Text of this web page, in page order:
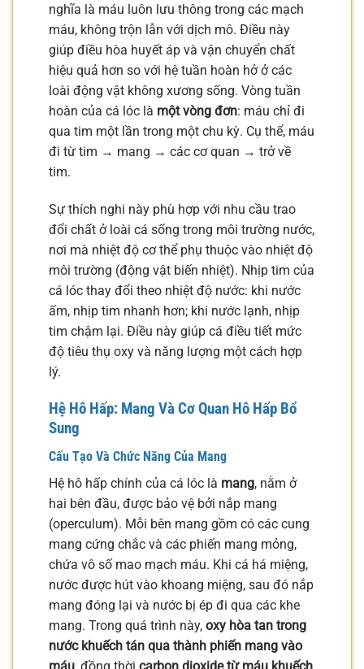
nghĩa là máu luôn lưu thông trong các mạch
máu, không trộn lẫn với dịch mô. Điều này
giúp điều hòa huyết áp và vận chuyển chất
hiệu quả hơn so với hệ tuần hoàn hở ở các
loài động vật không xương sống. Vòng tuần
hoàn của cá lóc là một vòng đơn: máu chỉ đi
qua tim một lần trong một chu kỳ. Cụ thể, máu
đi từ tim → mang → các cơ quan → trở về
tim.
Sự thích nghi này phù hợp với nhu cầu trao
đổi chất ở loài cá sống trong môi trường nước,
nơi mà nhiệt độ cơ thể phụ thuộc vào nhiệt độ
môi trường (động vật biến nhiệt). Nhịp tim của
cá lóc thay đổi theo nhiệt độ nước: khi nước
ấm, nhịp tim nhanh hơn; khi nước lạnh, nhịp
tim chậm lại. Điều này giúp cá điều tiết mức
độ tiêu thụ oxy và năng lượng một cách hợp
lý.
Hệ Hô Hấp: Mang Và Cơ Quan Hô Hấp Bổ
Sung
Cấu Tạo Và Chức Năng Của Mang
Hệ hô hấp chính của cá lóc là mang, nằm ở
hai bên đầu, được bảo vệ bởi nắp mang
(operculum). Mỗi bên mang gồm có các cung
mang cứng chắc và các phiến mang mỏng,
chứa vô số mao mạch máu. Khi cá há miệng,
nước được hút vào khoang miệng, sau đó nắp
mang đóng lại và nước bị ép đi qua các khe
mang. Trong quá trình này, oxy hòa tan trong
nước khuếch tán qua thành phiến mang vào
máu , đồng thời carbon dioxide từ máu khuếch